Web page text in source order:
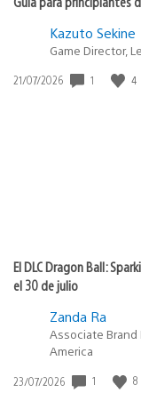
Kazuto Sekine
Game Director,
Fecha
21/07/2026 1 4
El DLC Dragon Ball:
el 30 de julio
Zanda Ra
Associate Brand
America
Fecha
23/07/2026 1 8